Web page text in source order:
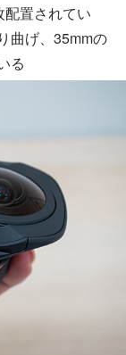
置されてい
曲げ、35mmの
る